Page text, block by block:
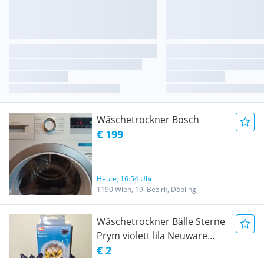
Wäschetrockner Bosch
€ 199
Heute, 16:54 Uhr
1190 Wien, 19. Bezirk, Döbling
Wäschetrockner Bälle Sterne
Prym violett lila Neuware
Wäschetrockner
€ 2